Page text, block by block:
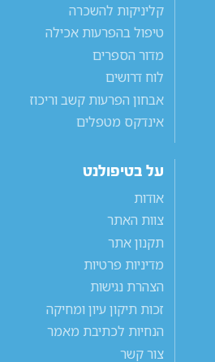
קליניקות להשכרה
טיפול בהפרעות אכילה
מדור הספרים
לוח דרושים
אבחון הפרעות קשב וריכוז
אינדקס מטפלים
על בטיפולנט
אודות
צוות האתר
תקנון אתר
מדיניות פרטיות
הצהרת נגישות
זכות תיקון עיון ומחיקה
הנחיות לכתיבת מאמר
צור קשר